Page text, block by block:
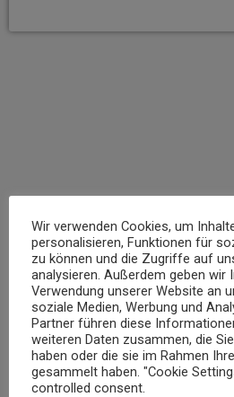
NEWS
Niedrigwasser belastet Gewässer im
today 7. AUGUST 2026 13
Wir verwenden Cookies, um
personalisieren, Funktionen für
zu können und die Zugriffe auf
analysieren. Außerdem geben
Verwendung unserer Website an
soziale Medien, Werbung und
Partner führen diese
weiteren Daten zusammen, die
haben oder die sie im Rahmen
gesammelt haben. "Cookie
controlled consent.